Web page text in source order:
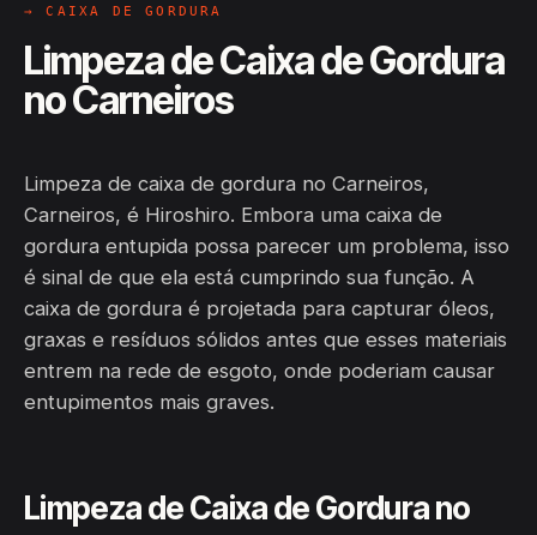
→ CAIXA DE GORDURA
Limpeza de Caixa de Gordura
no Carneiros
Limpeza de caixa de gordura no Carneiros,
Carneiros, é Hiroshiro. Embora uma caixa de
gordura entupida possa parecer um problema, isso
é sinal de que ela está cumprindo sua função. A
caixa de gordura é projetada para capturar óleos,
graxas e resíduos sólidos antes que esses materiais
entrem na rede de esgoto, onde poderiam causar
entupimentos mais graves.
Limpeza de Caixa de Gordura no